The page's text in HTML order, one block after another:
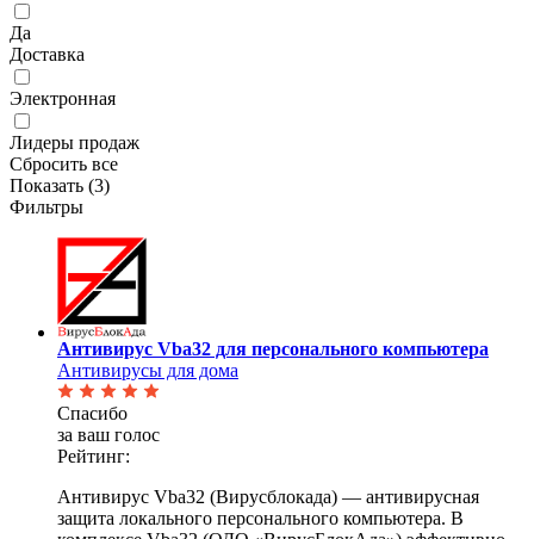
Да
Доставка
Электронная
Лидеры продаж
Сбросить все
Показать (3)
Фильтры
Антивирус Vba32 для персонального компьютера
Антивирусы для дома
Спасибо
за ваш голос
Рейтинг:
Антивирус Vba32 (Вирусблокада) — антивирусная
защита локального персонального компьютера. В